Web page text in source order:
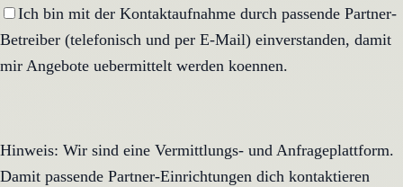
Ich bin mit der Kontaktaufnahme durch passende Partner-
Betreiber (telefonisch und per E-Mail) einverstanden, damit
mir Angebote uebermittelt werden koennen.
Hinweis: Wir sind eine Vermittlungs- und Anfrageplattform.
Damit passende Partner-Einrichtungen dich kontaktieren